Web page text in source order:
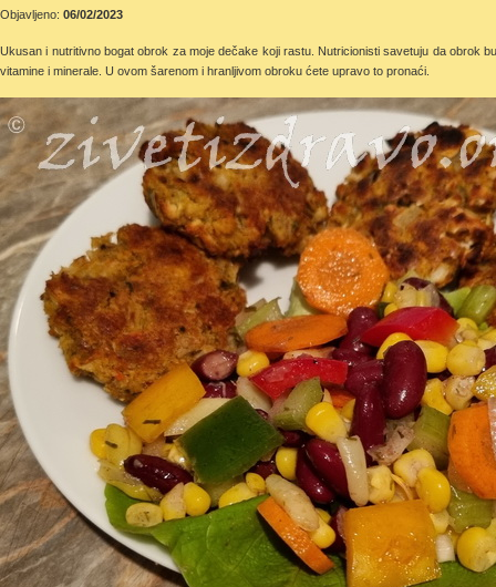
Objavljeno: 06/02/2023
Ukusan i nutritivno bogat obrok za moje dečake koji rastu. Nutricionisti savetuju da obrok
vitamine i minerale. U ovom šarenom i hranljivom obroku ćete upravo to pronaći.